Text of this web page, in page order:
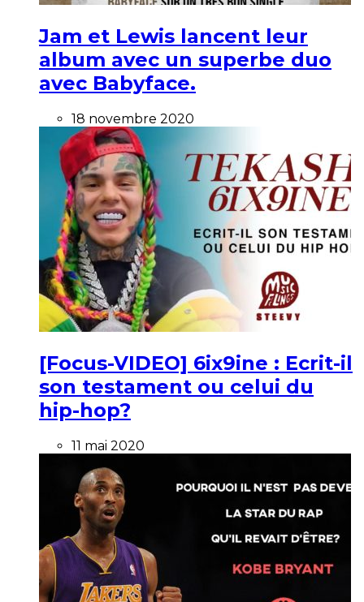
Jam et Lewis lancent leur
album avec un superbe duo
avec Babyface.
18 novembre 2020
[Focus-VIDEO] 6ix9ine : Ecrit-il
son testament ou celui du
hip-hop?
11 mai 2020